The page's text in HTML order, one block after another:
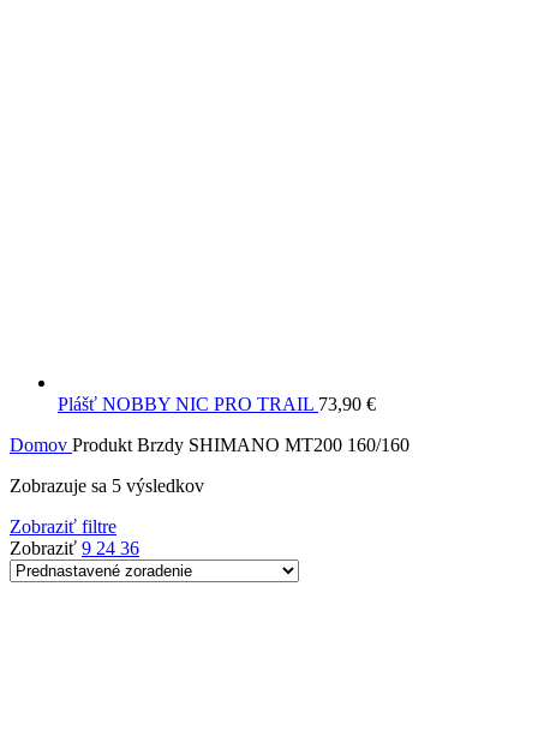
Plášť NOBBY NIC PRO TRAIL 73,90 €
Domov Produkt Brzdy SHIMANO MT200 160/160
Zobrazuje sa 5 výsledkov
Zobraziť filtre
Zobraziť 9 24 36